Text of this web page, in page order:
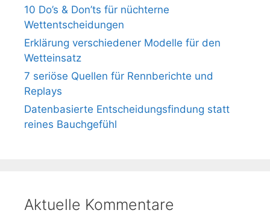
10 Do’s & Don’ts für nüchterne
Wettentscheidungen
Erklärung verschiedener Modelle für den
Wetteinsatz
7 seriöse Quellen für Rennberichte und
Replays
Datenbasierte Entscheidungsfindung statt
reines Bauchgefühl
Aktuelle Kommentare